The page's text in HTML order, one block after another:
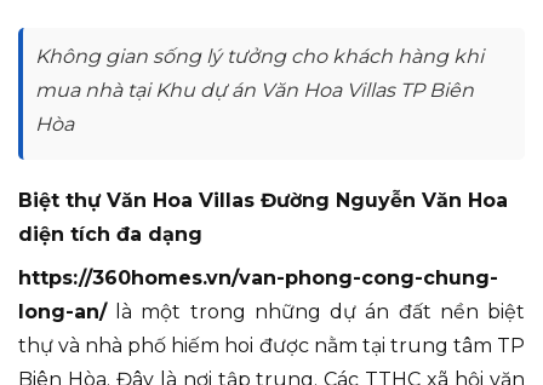
Không gian sống lý tưởng cho khách hàng khi
mua nhà tại Khu dự án Văn Hoa Villas TP Biên
Hòa
Biệt thự Văn Hoa Villas Đường Nguyễn Văn Hoa
diện tích đa dạng
https://360homes.vn/van-phong-cong-chung-
long-an/là một trong những dự án đất nền biệt
thự và nhà phố hiếm hoi được nằm tại trung tâm TP
Biên Hòa. Đây là nơi tập trung. Các TTHC xã hội văn